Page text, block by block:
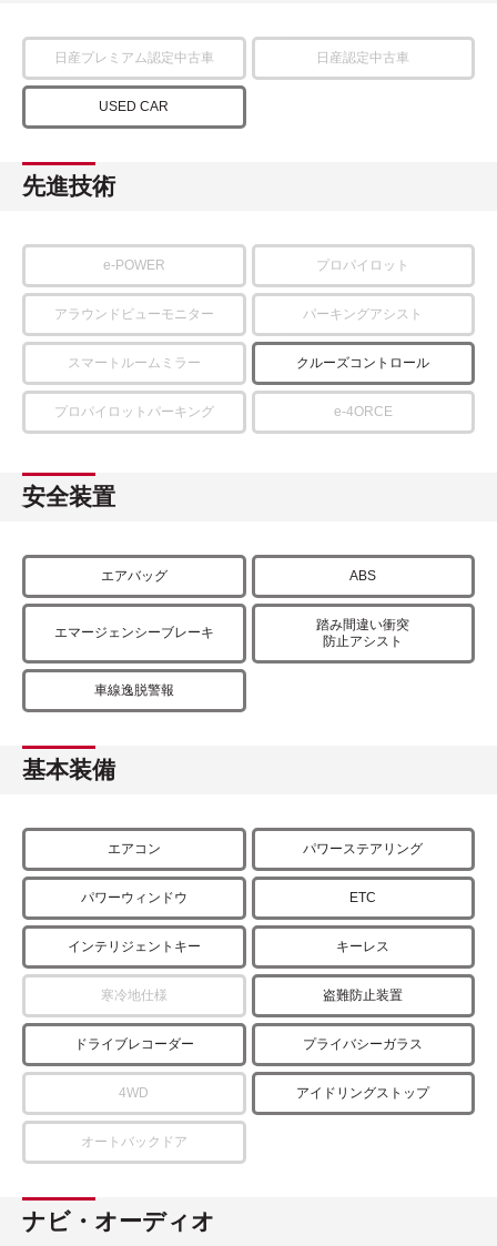
日産プレミアム認定中古車 日産認定中古車
USED CAR
先進技術
e-POWER プロパイロット
アラウンドビューモニター パーキングアシスト
スマートルームミラー クルーズコントロール
プロパイロットパーキング e-4ORCE
安全装置
エアバッグ ABS
エマージェンシーブレーキ
踏み間違い衝突
防止アシスト
車線逸脱警報
基本装備
エアコン パワーステアリング
パワーウィンドウ ETC
インテリジェントキー キーレス
寒冷地仕様 盗難防止装置
ドライブレコーダー プライバシーガラス
4WD アイドリングストップ
オートバックドア
ナビ・オーディオ